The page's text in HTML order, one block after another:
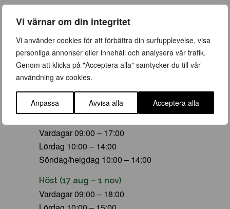
Vi värnar om din integritet
Vi använder cookies för att förbättra din surfupplevelse, visa
personliga annonser eller innehåll och analysera vår trafik.
Genom att klicka på "Acceptera alla" samtycker du till vår
användning av cookies.
Anpassa Avvisa alla Acceptera alla
ÖPPETTIDER
Vår (23 mars – 28 juni)
Vardagar 09:00 – 19:00
Lördag 10:00 – 16:00
Söndag/helgdag 10:00 – 16:00
Vardagar 09:00 – 17:00
Lördag 10:00 – 14:00
Söndag/helgdag 10:00 – 14:00
Höst (17 aug – 1 nov)
Vardagar 09:00 – 18:00